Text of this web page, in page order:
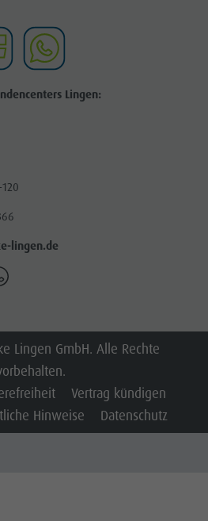
Lingen:
lingen.de
Lingen GmbH. Alle Rechte
Vertrag kündigen
Hinweise Datenschutz